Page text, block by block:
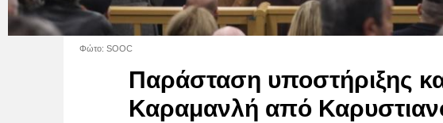
Φώτο: SOOC
Παράσταση υποστήριξης
Καραμανλή από